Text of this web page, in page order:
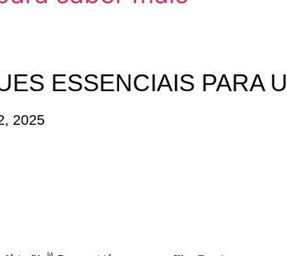
ESSENCIAIS PARA
2025